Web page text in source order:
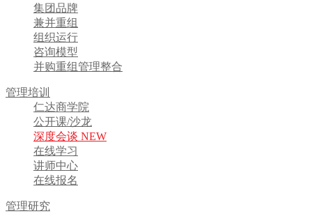
集团品牌
兼并重组
组织运行
咨询模型
并购重组管理整合
管理培训
仁达商学院
公开课/沙龙
深度会谈 NEW
在线学习
讲师中心
在线报名
管理研究